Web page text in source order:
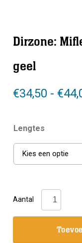
Dirzone:
geel
€34,50 - €
Lengtes
Kies een optie
Aantal
Dirzone:
Miflex